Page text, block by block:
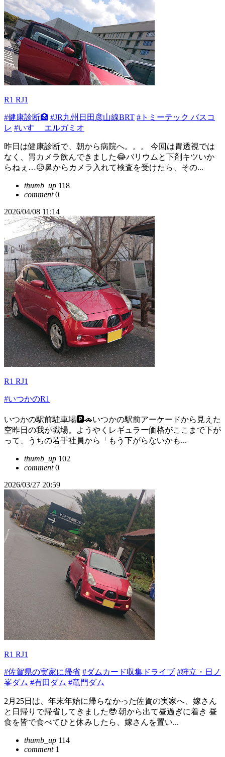
R1 RJ1
#健康診断🏥 #JR九州日田彦山線BRT #トミーテック バスコ
レ #いすゞ エルガミオ
昨日は健康診断で、朝から病院へ。。。 今回は胃透視では
なく、胃カメラ飲んできました😂バリウムと下剤キツいか
らねぇ…😥鼻からカメラ入れて検査を受けたら、その...
thumb_up 118
comment0
2026/04/08 11:14
R1 RJ1
#いつかのR1
いつかの駅前駐車場🅿️🚗いつかの駅前アーケードから見えた
空昨日の我が職場。ようやくレギュラー価格がここまで下が
って、うちの若手社員から「もう下がらないかも...
thumb_up 102
comment0
2026/03/27 20:59
R1 RJ1
#佐賀県の実家に帰省 #ダムカード収集ドライブ #狩立・日ノ
峯ダム #有田ダム #竜門ダム
2月25日は、年末年始に帰らなかった佐賀の実家へ、嫁さん
と日帰りで帰省してきました🤓 朝から出て昼過ぎに着き 昼
食を皆で食べてひと休みしたら、嫁さんを置い...
thumb_up 114
comment1